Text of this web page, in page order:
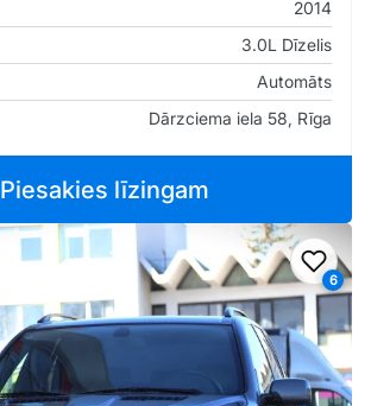
2014
3.0L Dīzelis
Automāts
Dārzciema iela 58, Rīga
Piesakies līzingam
6